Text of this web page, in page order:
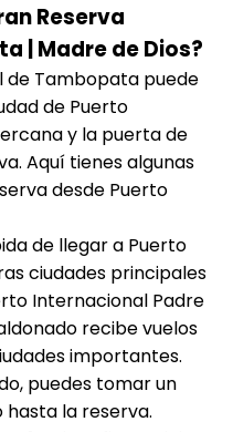
Reserva
| Madre de Dios?
de Tambopata puede
de Puerto
y la puerta de
Aquí tienes algunas
desde Puerto
de llegar a Puerto
ciudades principales
Internacional Padre
recibe vuelos
importantes.
puedes tomar un
la reserva.